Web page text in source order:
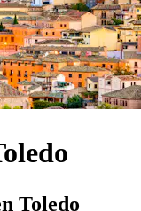
Toledo